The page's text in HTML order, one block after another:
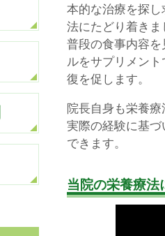
本的な治療を探
法にたどり着きま
普段の食事内容
ルをサプリメン
復を促します。
院長自身も栄養療
実際の経験に基
できます。
当院の栄養療法